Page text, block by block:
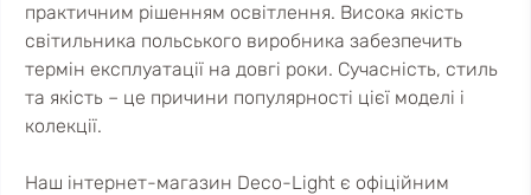
практичним рішенням освітлення. Висока якість
світильника польського виробника забезпечить
термін експлуатації на довгі роки. Сучасність, стиль
та якість – це причини популярності цієї моделі і
колекції.
Наш інтернет-магазин Deco-Light є офіційним